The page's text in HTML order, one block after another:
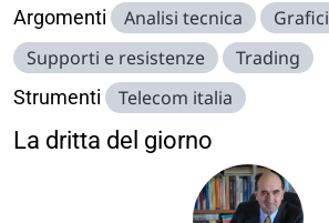
Argomenti Analisi tecnica Grafici
Supporti e resistenze
Trading
Strumenti Telecom italia
La dritta del giorno